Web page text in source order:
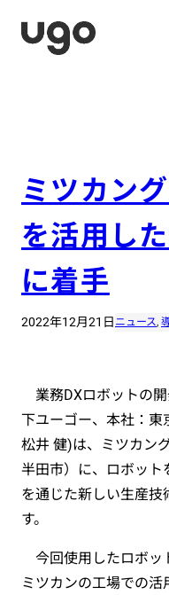
ミツカン
を活用し
に着手
2022年12月21日 ニュース,
業務DXロボットの
下ユーゴー、本社：東
松井 健)は、ミツカン
半田市）に、ロボット
を通じた新しい生産技
す。
今回使用したロボッ
ミツカンの工場での